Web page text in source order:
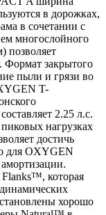
в дорожках,
в сочетании с
многослойного
позволяет
Формат закрытого
пыли и грязи во
T-
2.25 л.с.
нагрузках
достичь
для OXYGEN
которая
хорошо